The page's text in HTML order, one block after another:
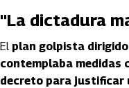
"La dictadura
El plan golpista
contemplaba medidas
decreto para justificar